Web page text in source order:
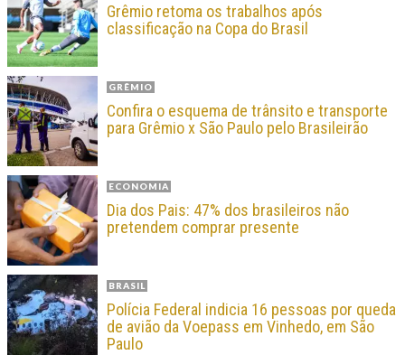
Grêmio retoma os trabalhos após
classificação na Copa do Brasil
GRÊMIO
Confira o esquema de trânsito e transporte
para Grêmio x São Paulo pelo Brasileirão
ECONOMIA
Dia dos Pais: 47% dos brasileiros não
pretendem comprar presente
BRASIL
Polícia Federal indicia 16 pessoas por queda
de avião da Voepass em Vinhedo, em São
Paulo